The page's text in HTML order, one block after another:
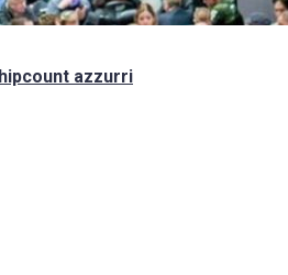
azzurri